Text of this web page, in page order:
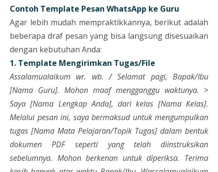
Contoh Template Pesan WhatsApp ke Guru
Agar lebih mudah mempraktikkannya, berikut adalah
beberapa draf pesan yang bisa langsung disesuaikan
dengan kebutuhan Anda:
1. Template Mengirimkan Tugas/File
Assalamualaikum wr. wb. / Selamat pagi, Bapak/Ibu
[Nama Guru]. Mohon maaf mengganggu waktunya. >
Saya [Nama Lengkap Anda], dari kelas [Nama Kelas].
Melalui pesan ini, saya bermaksud untuk mengumpulkan
tugas [Nama Mata Pelajaran/Topik Tugas] dalam bentuk
dokumen PDF seperti yang telah diinstruksikan
sebelumnya. Mohon berkenan untuk diperiksa. Terima